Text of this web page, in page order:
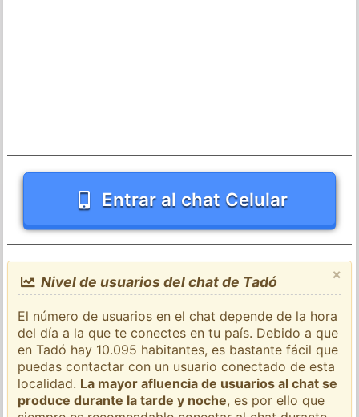
Entrar al chat Celular
×
Nivel de usuarios del chat de Tadó
El número de usuarios en el chat depende de la hora
del día a la que te conectes en tu país. Debido a que
en Tadó hay 10.095 habitantes, es bastante fácil que
puedas contactar con un usuario conectado de esta
localidad. La mayor afluencia de usuarios al chat se
produce durante la tarde y noche, es por ello que